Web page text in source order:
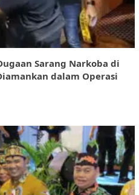
Sarang Narkoba di
dalam Operasi